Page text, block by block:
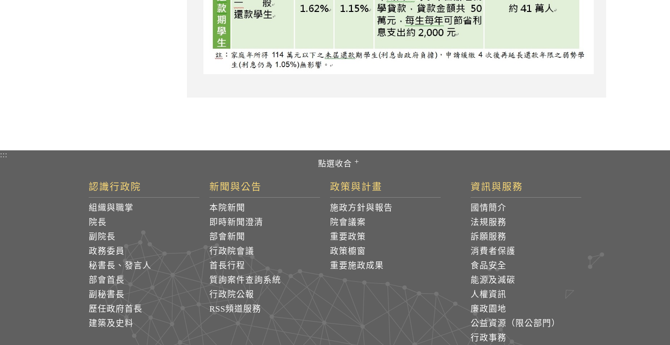
:::
認識行政院
組織與職掌
院長
副院長
政務委員
秘書長、發言人
部會首長
副秘書長
歷任政府首長
建築及史料
新聞與公告
本院新聞
即時新聞澄清
部會新聞
行政院會議
首長行程
質詢案件查詢系統
行政院公報
RSS頻道服務
政策與計畫
施政方針與報告
院會議案
重要政策
政策櫥窗
重要施政成果
資訊與服務
國情簡介
法規服務
訴願服務
消費者保護
食品安全
能源及減碳
人權資訊
廉政園地
公益資源（限公部門）
行政事務